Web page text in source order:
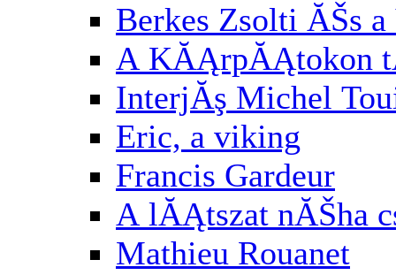
Berkes Zsolti ĂŠs
A KĂĄrpĂĄtokon
InterjĂş Michel
Eric, a viking
Francis Gardeur
A lĂĄtszat nĂŠha
Mathieu Rouanet